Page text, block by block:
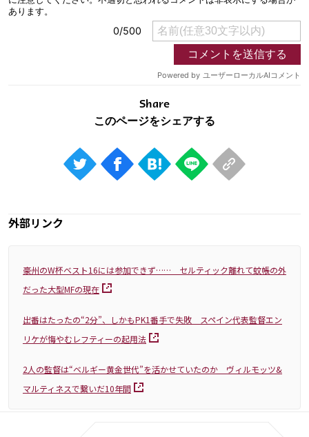
Share
外部リンク
豪州のW杯ベスト16には参加できず…… セルティック離れて蚊帳の外
だった大型MFの現在
出番はたったの“2分”、しかもPK1番手で失敗 スペイン代表監督エン
リケが悔やむレフティーの起用法
2人の監督は“ベルギー黄金世代”を活かせていたのか ヴィルモッツ&
マルティネスで繋いだ10年間